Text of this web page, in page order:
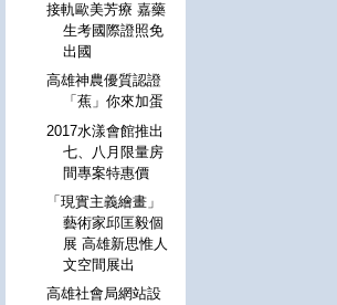
接軌歐美芳療 嘉藥
生考國際證照免
出國
高雄神農優質認證
「蕉」你來加蛋
2017水漾會館推出
七、八月限量房
間專案特惠價
「現實主義繪畫」
藝術家邱匡毅個
展 高雄新思惟人
文空間展出
高雄社會局網站設